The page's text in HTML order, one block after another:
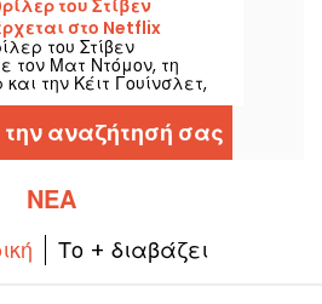
του Στίβεν
στο Netflix
του Στίβεν
τον Ματ Ντόμον, τη
την Κέιτ Γουίνσλετ,
στις 6 Αυγούστου 2026.
αναζήτησή σας
ΝΈΑ
Το + διαβάζει